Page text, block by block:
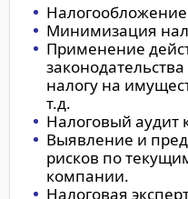
Минимизация
Применение
налогу на
т.д.
Налоговый аудит
Выявление и
рисков по
компании.
Налоговая